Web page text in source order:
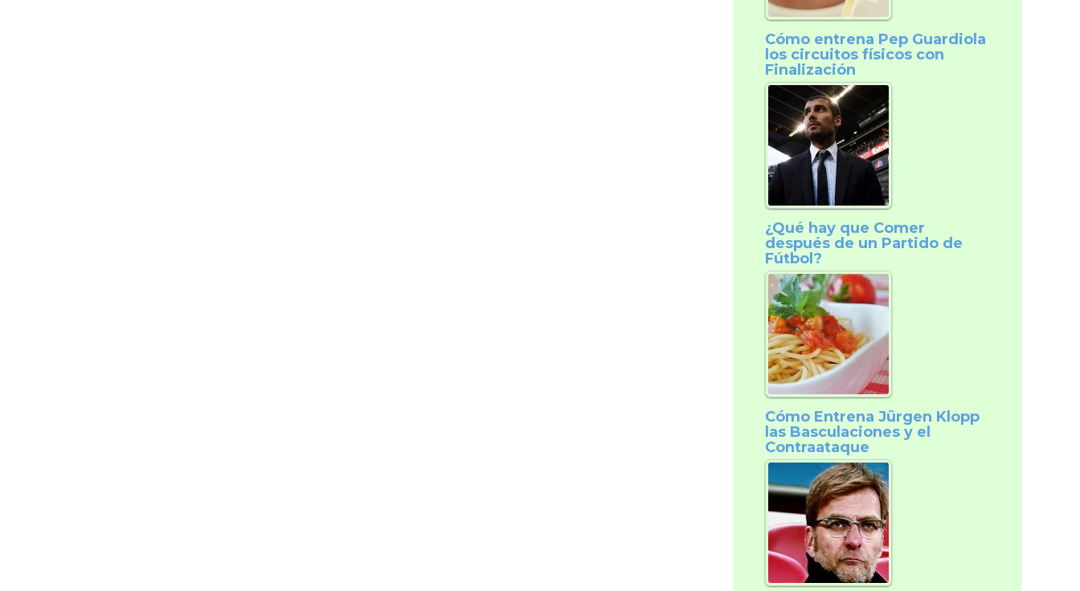
Cómo entrena Pep Guardiola
los circuitos físicos con
Finalización
¿Qué hay que Comer
después de un Partido de
Fútbol?
Cómo Entrena Jürgen Klopp
las Basculaciones y el
Contraataque